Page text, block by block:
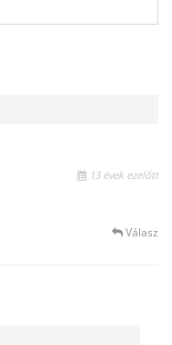
13 évek ezelőtt
Válasz